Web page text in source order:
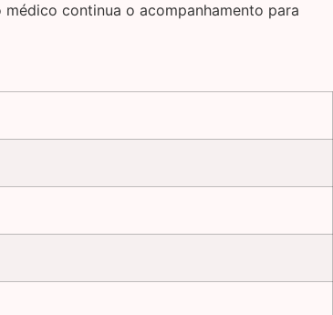
continua o acompanhamento para